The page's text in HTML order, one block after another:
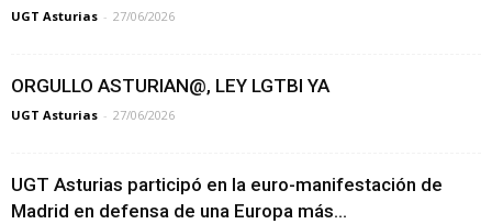
UGT Asturias - 27/06/2026
ORGULLO ASTURIAN@, LEY LGTBI YA
UGT Asturias - 27/06/2026
UGT Asturias participó en la euro-manifestación de
Madrid en defensa de una Europa más...